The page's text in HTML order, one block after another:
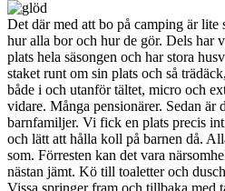
Det där med att bo på camping är lite
hur alla bor och hur de gör. Dels har
plats hela säsongen och har stora
staket runt om sin plats och så
både i och utanför tältet, micro och
vidare. Många pensionärer. Sedan är
barnfamiljer. Vi fick en plats precis
och lätt att hålla koll på barnen då.
som. Förresten kan det vara
nästan jämt. Kö till toaletter och
Vissa springer fram och tillbaka med